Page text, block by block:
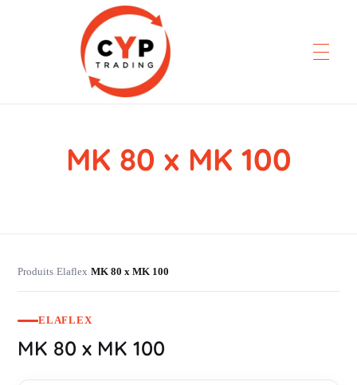
CYP Trading
Professionelle Ersatzteilbeschaffung
MK 80 x MK 100
Produits›Elaflex›MK 80 x MK 100
ELAFLEX
MK 80 x MK 100